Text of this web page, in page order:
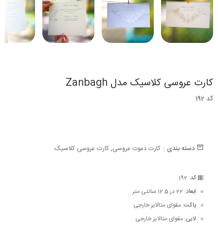
کارت عروسی کلاسیک مدل Zanbagh
کد 192
دسته بندی : کارت دعوت عروسی,کارت عروسی کلاسیک
کد: 192
ابعاد: 22 در 12.5 سانتی متر
پاکت: مقوای متالایز خارجی
لایی: مقوای متالایز خارجی